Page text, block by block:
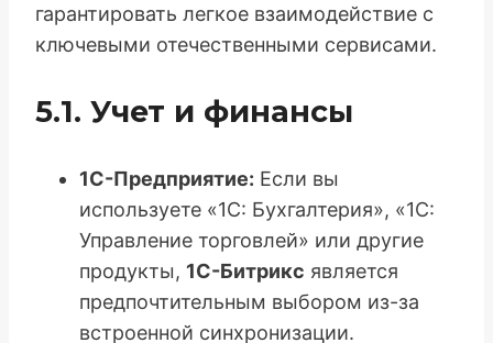
гарантировать легкое взаимодействие с
ключевыми отечественными сервисами.
5.1. Учет и финансы
1С-Предприятие: Если вы
используете «1С: Бухгалтерия», «1С:
Управление торговлей» или другие
продукты, 1С-Битрикс является
предпочтительным выбором из-за
встроенной синхронизации.